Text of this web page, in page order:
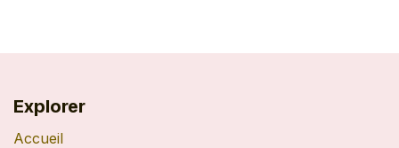
Explorer
Accueil